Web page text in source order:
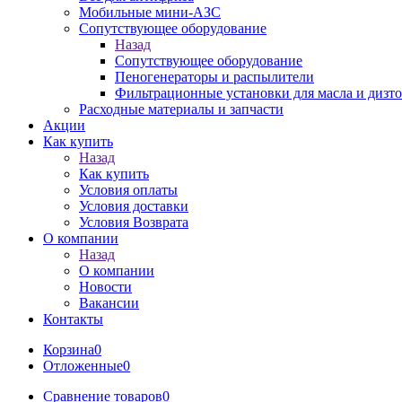
Мобильные мини-АЗС
Сопутствующее оборудование
Назад
Сопутствующее оборудование
Пеногенераторы и распылители
Фильтрационные установки для масла и
Расходные материалы и запчасти
Акции
Как купить
Назад
Как купить
Условия оплаты
Условия доставки
Условия Возврата
О компании
Назад
О компании
Новости
Вакансии
Контакты
Корзина0
Отложенные0
Сравнение товаров0